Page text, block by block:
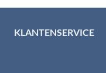
KLANTENSERVICE